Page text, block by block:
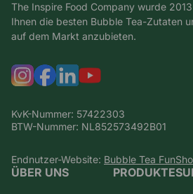
The Inspire Food Company wurde
Ihnen die besten Bubble Tea-Zutaten
auf dem Markt anzubieten.
KvK-Nummer: 57422303
BTW-Nummer: NL852573492B01
Endnutzer-Website: Bubble Tea
ÜBER UNS PRODUKTE